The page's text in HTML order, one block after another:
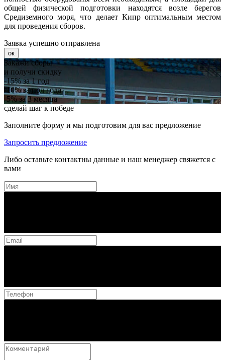
общей физической подготовки находятся возле берегов
Средиземного моря, что делает Кипр оптимальным местом
для проведения сборов.
Заявка успешно отправлена
ок
Закажи сборы
и получи скидку
-15%за 1 год
-10%за пол года
-5%за 3 месяца
сделай шаг к победе
Заполните форму и мы подготовим для вас предложение
Запросить предложение
Либо оставьте контактны данные и наш менеджер свяжется с
вами